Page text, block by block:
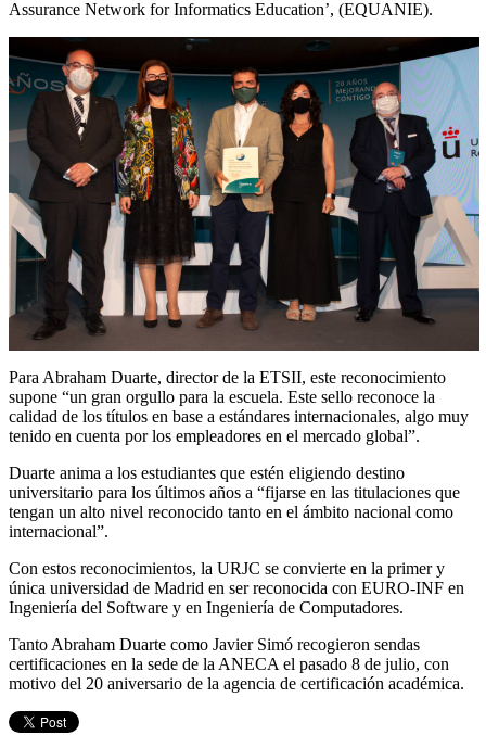
Assurance Network for Informatics Education’, (EQUANIE).
Para Abraham Duarte, director de la ETSII, este reconocimiento
supone “un gran orgullo para la escuela. Este sello reconoce la
calidad de los títulos en base a estándares internacionales, algo muy
tenido en cuenta por los empleadores en el mercado global”.
Duarte anima a los estudiantes que estén eligiendo destino
universitario para los últimos años a “fijarse en las titulaciones que
tengan un alto nivel reconocido tanto en el ámbito nacional como
internacional”.
Con estos reconocimientos, la URJC se convierte en la primer y
única universidad de Madrid en ser reconocida con EURO-INF en
Ingeniería del Software y en Ingeniería de Computadores.
Tanto Abraham Duarte como Javier Simó recogieron sendas
certificaciones en la sede de la ANECA el pasado 8 de julio, con
motivo del 20 aniversario de la agencia de certificación académica.